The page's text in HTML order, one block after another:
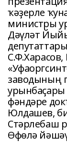
ҡәҙерле
министры
Дәүләт
заводының
фәндәре
Юлдашев,
Стәрлебаш
Өфөлә